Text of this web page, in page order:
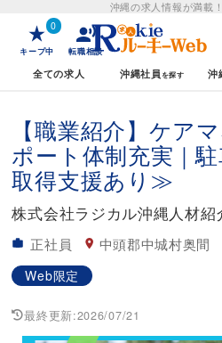
沖縄の求人情報が満載！
0
キープ中 転職相談
全ての求人 沖縄社員 沖
【職業紹介】ケア
ポート体制充実｜
取得支援あり≫
株式会社ラジカル沖縄人材紹
正社員 中頭郡中城村奥間
Web限定
最終更新:2026/07/21